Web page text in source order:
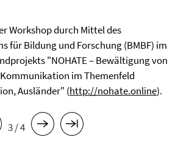
Workshop durch Mittel des
für Bildung und Forschung (BMBF) im
"NOHATE – Bewältigung von
im Themenfeld
Ausländer" (http://nohate.online).
3 / 4